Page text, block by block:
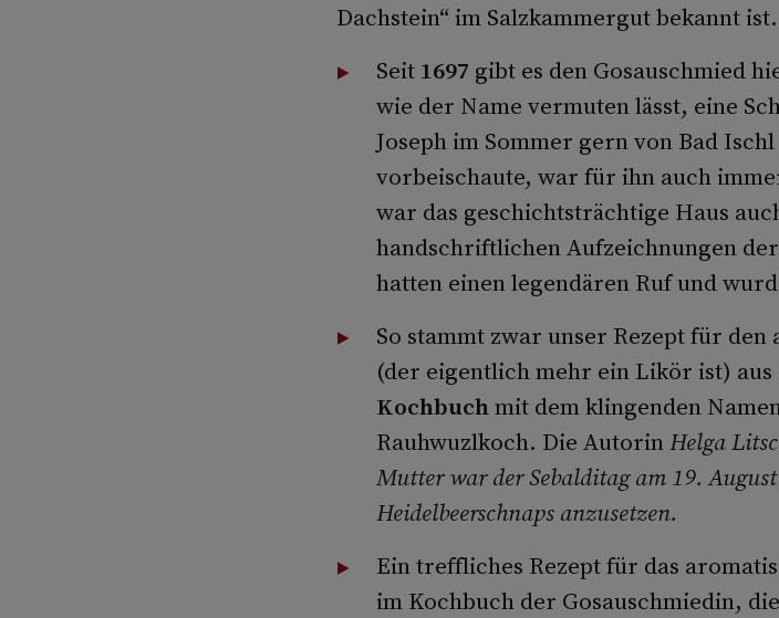
Dachstein“ im Salzkammergut bekannt ist.
Seit 1697 gibt es den Gosauschmied
wie der Name vermuten lässt, eine
Joseph im Sommer gern von Bad
vorbeischaute, war für ihn auch
war das geschichtsträchtige Haus
handschriftlichen Aufzeichnungen der
hatten einen legendären Ruf und
So stammt zwar unser Rezept für
(der eigentlich mehr ein Likör ist) aus
Kochbuchmit dem klingenden
Rauhwuzlkoch. Die AutorinHelga
Mutter war der Sebalditag am 19.
Heidelbeerschnaps anzusetzen.
Ein treffliches Rezept für das
im Kochbuch der Gosauschmiedin,